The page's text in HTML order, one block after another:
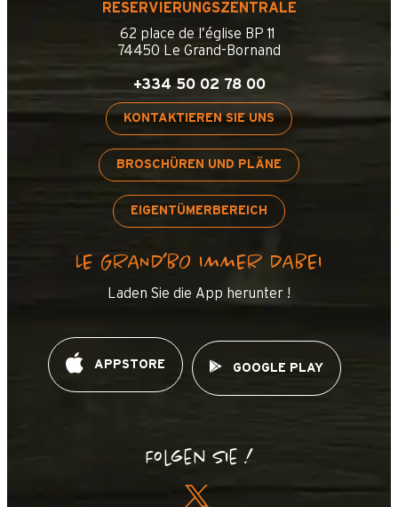
Chalets de Lessy
OpenStreetMap Streets
Satellite
RESERVIERUNGSZENTRALE
62 place de l’église BP 11
74450 Le Grand-Bornand
+334 50 02 78 00
KONTAKTIEREN SIE UNS
BROSCHÜREN UND PLÄNE
EIGENTÜMERBEREICH
LE GRAND’BO IMMER DABEI
Laden Sie die App herunter !
APPSTORE GOOGLE PLAY
Folgen Sie !